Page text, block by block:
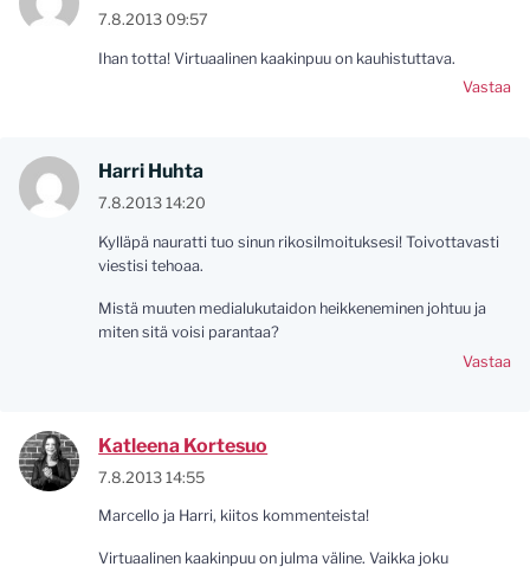
7.8.2013 09:57
Ihan totta! Virtuaalinen kaakinpuu on kauhistuttava.
Vastaa
Harri Huhta
7.8.2013 14:20
Kylläpä nauratti tuo sinun rikosilmoituksesi! Toivottavasti
viestisi tehoaa.
Mistä muuten medialukutaidon heikkeneminen johtuu ja
miten sitä voisi parantaa?
Vastaa
Katleena Kortesuo
7.8.2013 14:55
Marcello ja Harri, kiitos kommenteista!
Virtuaalinen kaakinpuu on julma väline. Vaikka joku